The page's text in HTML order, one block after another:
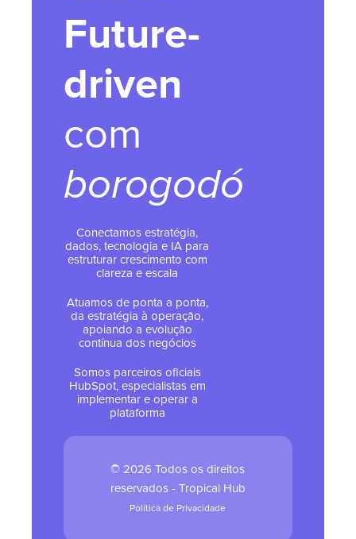
Future-
driven
com
borogodó
Conectamos estratégia,
dados, tecnologia e IA para
estruturar crescimento com
clareza e escala
Atuamos de ponta a ponta,
da estratégia à operação,
apoiando a evolução
contínua dos negócios
Somos parceiros oficiais
HubSpot, especialistas em
implementar e operar a
plataforma
© 2026 Todos os direitos
reservados - Tropical Hub
Política de Privacidade